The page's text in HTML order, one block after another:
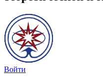
Войти